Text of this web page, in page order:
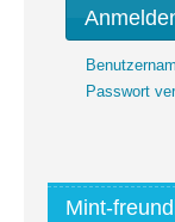
Passwort
Mint-